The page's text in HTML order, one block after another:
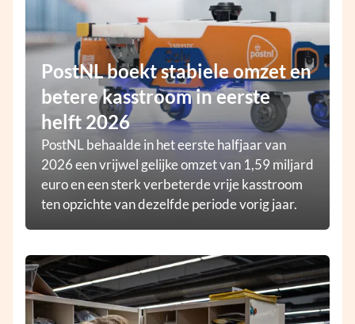
PostNL boekt stabiele omzet en
betere kasstroom in eerste
helft 2026
PostNL behaalde in het eerste halfjaar van
2026 een vrijwel gelijke omzet van 1,59 miljard
euro en een sterk verbeterde vrije kasstroom
ten opzichte van dezelfde periode vorig jaar.